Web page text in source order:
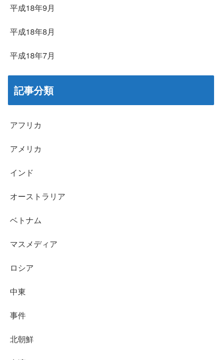
平成18年9月
平成18年8月
平成18年7月
記事分類
アフリカ
アメリカ
インド
オーストラリア
ベトナム
マスメディア
ロシア
中東
事件
北朝鮮